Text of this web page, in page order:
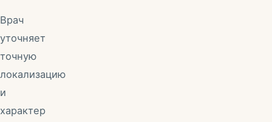
Врач
уточняет
точную
локализацию
и
характер